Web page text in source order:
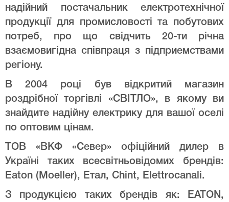
надійний постачальник електротехнічної
продукції для промисловості та побутових
потреб, про що свідчить 20-ти річна
взаємовигідна співпраця з підприемствами
регіону.
В 2004 році був відкритий магазин
роздрібної торгівлі «СВІТЛО», в якому ви
знайдите надійну електрику для вашої оселі
по оптовим цінам.
ТОВ «ВКФ «Север» офіційний дилер в
Україні таких всесвітньовідомих брендів:
Eaton (Moeller), Етал, Chint, Elettrocanali.
З продукцією таких брендів як: EATON,